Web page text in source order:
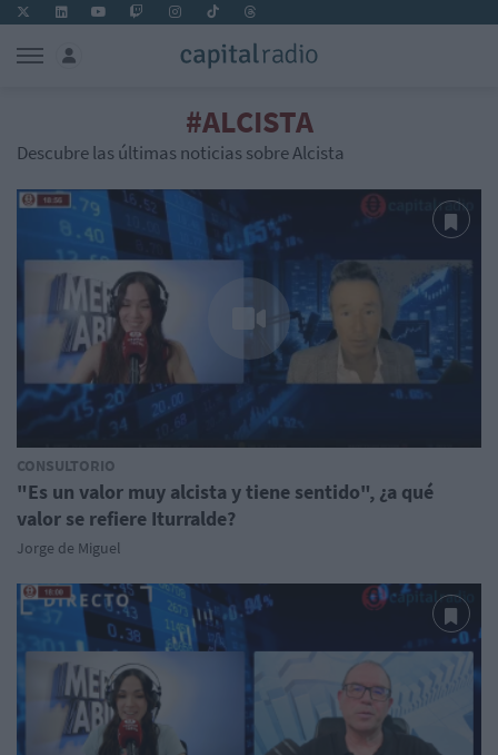
#ALCISTA
Descubre las últimas noticias sobre Alcista
CONSULTORIO
"Es un valor muy alcista y tiene sentido", ¿a qué
valor se refiere Iturralde?
Jorge de Miguel